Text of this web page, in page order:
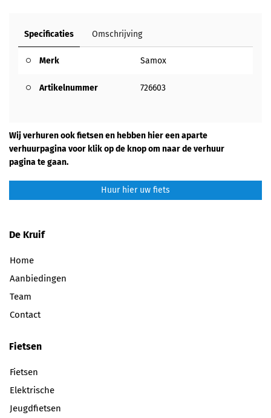
Specificaties Omschrijving
Merk Samox
Artikelnummer 726603
Wij verhuren ook fietsen en hebben hier een aparte
verhuurpagina voor klik op de knop om naar de verhuur
pagina te gaan.
Huur hier uw fiets
De Kruif
Home
Aanbiedingen
Team
Contact
Fietsen
Fietsen
Elektrische
Jeugdfietsen